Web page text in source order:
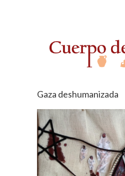
Gaza deshumanizada